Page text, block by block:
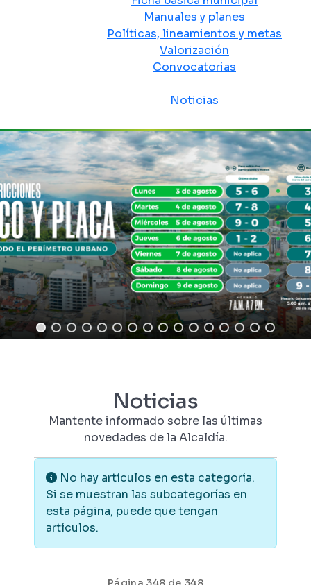
Manuales y planes
Políticas, lineamientos y metas
Valorización
Convocatorias
Noticias
Noticias
Mantente informado sobre las últimas
novedades de la Alcaldía.
Información
No hay artículos en esta categoría.
Si se muestran las subcategorías en
esta página, puede que tengan
artículos.